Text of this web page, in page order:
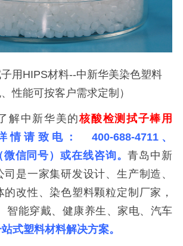
用HIPS材料--中新华美染色塑料
、性能可按客户需求定制）
中新华美的核酸检测拭子棒用
情请致电： 400-688-4711、
微信同号）或在线咨询。青岛中新
是一家集研发设计、生产制造、
改性、染色塑料颗粒定制厂家，
智能穿戴、健康养生、家电、汽车
式塑料材料解决方案。